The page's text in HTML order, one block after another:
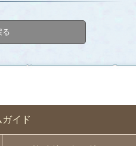
イド
る